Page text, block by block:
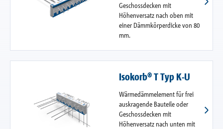
Geschossdecken mit
Höhenversatz nach oben mit
einer Dämmkörperdicke von 80
mm.
Isokorb® T Typ K-U
Wärmedämmelement für frei
auskragende Bauteile oder
Geschossdecken mit
Höhenversatz nach unten mit